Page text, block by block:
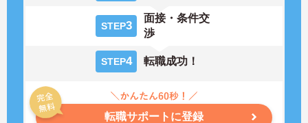
STEP3
面接・条件交
渉
STEP4 転職成功！
転職サポートに登録